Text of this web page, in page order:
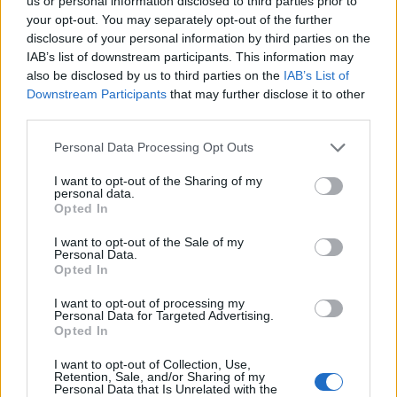
your opt-out. You may separately opt-out of the further
disclosure of your personal information by third parties on the
IAB’s list of downstream participants. This information may
also be disclosed by us to third parties on the IAB’s List of
Downstream Participants that may further disclose it to other
Personal Data Processing Opt Outs
I want to opt-out of the Sharing of my
personal data.
Opted In
I want to opt-out of the Sale of my
Personal Data.
Opted In
I want to opt-out of processing my
Personal Data for Targeted Advertising.
Opted In
I want to opt-out of Collection, Use,
Retention, Sale, and/or Sharing of my
Personal Data that Is Unrelated with the
Röda Korsets second hand-butik är större än någonsin.
NYHETER 2026-07-29 KL. 06:00
Horst – en
friidrottslegend
som vägrar sluta
Marchner fyllt 85 år: "Läget
är rätt så huggligt"
2026-07-26 KL. 06:00
annat än enkelt
och spontant
med butiken på hemmaplan